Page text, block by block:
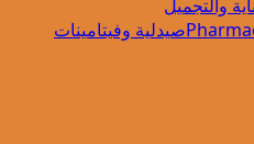
والتجميل
صيدلية وفيتامينات